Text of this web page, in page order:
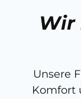
Wir
Unsere
Komfort